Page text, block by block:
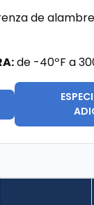
de
de -40ºF a